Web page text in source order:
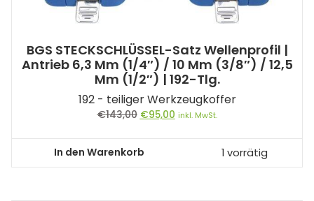
BGS STECKSCHLÜSSEL-Satz Wellenprofil |
Antrieb 6,3 Mm (1/4″) / 10 Mm (3/8″) / 12,5
Mm (1/2″) | 192-Tlg.
192 - teiliger Werkzeugkoffer
€143,00 Ursprünglicher
€143,00
€95,00Aktueller
inkl. MwSt.
In den Warenkorb 1 vorrätig